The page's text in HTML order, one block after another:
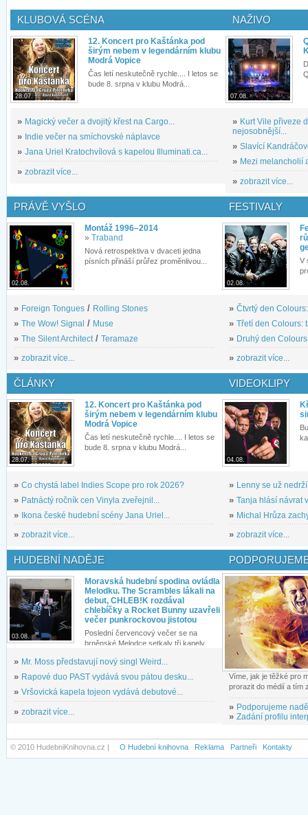
KLUBOVÁ SCÉNA
28.07.
12. Koncert pro Kaštánka pod
širým nebem v legendárním klubu
Modrá Vopice
Čas letí neskutečně rychle.... I letos se
bude 8. srpna v klubu Modrá...
» Magický večer a dvojitý křest na Cargo...
» Indie večer na smíchovské náplavce
» Jana Uriel Kratochvílová s kapelou Illuminati.ca...
» zobrazit více...
NAŽIVO
07.08.
» Kurt Vile přiveze
nejosobnější...
» Slavící
» Mezi melancholií
» zobrazit více...
PRÁVĚ VYŠLO
02.08.
Montáž 1996–2014
» Traband
Nová retrospektiva v dvaceti jedna
písních přináší průřez proměnlivou...
» Foreign Tongues / Rolling Stones
» The Wow! Signal / Muse
» The Silent Architect / Teramaze
» zobrazit více...
FESTIVALY
02.08.
V
» Čtvrtý den
» Třetí den Colours:
» Druhý den
» zobrazit více...
ČLÁNKY
28.07.
12. Koncert pro Kaštánka pod
širým nebem v legendárním klubu
Modrá Vopice
Čas letí neskutečně rychle.... I letos se
bude 8. srpna v klubu Modrá...
» Co chystá label Indies Scope pro rok 2026?
» Patnáctý ročník cen Vinyla zveřejnil...
»
Ikona české hudební scény Jana Uriel...
» zobrazit více...
VIDEOKLIPY
04.08.
» Lenny se už
» Tanja hlásí návrat
» Michal Hrůza
» zobrazit více...
HUDEBNÍ NADĚJE
03.08.
Moravská hudební spodina ovládla
Melodku. The Scrambles lákali na
debut, CHLEB!K rozdával
chlebíčky a Rocket Bunny uzavřeli
večer punkrockovou jistotou
Poslední červencový večer se na
brněnské Melodce setkaly tři kapely...
» Mr. Moss představují nový singl Weird...
» Rapové duo PAST vydává svou pátou desku...
» Vršovická kapela tojeon vydává debutové...
» zobrazit více...
Víme, jak je těžké pro
prorazit do médií a tím
» Podporujeme
» Zadání profilu
© 2010 HudebniKnihovna.cz | O Hudební knihovna Reklama Partneři Kontakty